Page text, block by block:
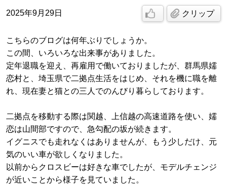
2025年9月29日 クリップ
こちらのブログは何年ぶりでしょうか。
この間、いろいろな出来事がありました。
定年退職を迎え、再雇用で働いておりましたが、群馬県嬬
恋村と、埼玉県で二拠点生活をはじめ、それを機に職を離
れ、現在妻と猫との三人でのんびり暮らしております。
二拠点を移動する際は関越、上信越の高速道路を使い、嬬
恋は山間部ですので、急勾配の坂が続きます。
イグニスでも走れなくはありませんが、もう少しだけ、元
気のいい車が欲しくなりました。
以前からクロスビーは好きな車でしたが、モデルチェンジ
が近いことから様子を見ていました。